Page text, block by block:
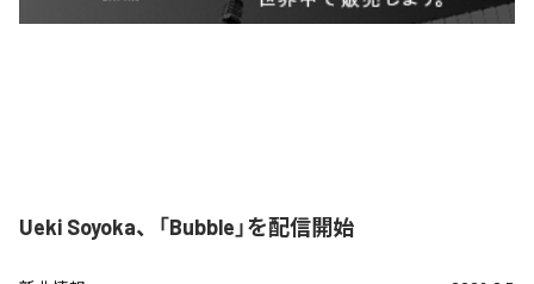
Ueki Soyoka、「Bubble」を配信開始